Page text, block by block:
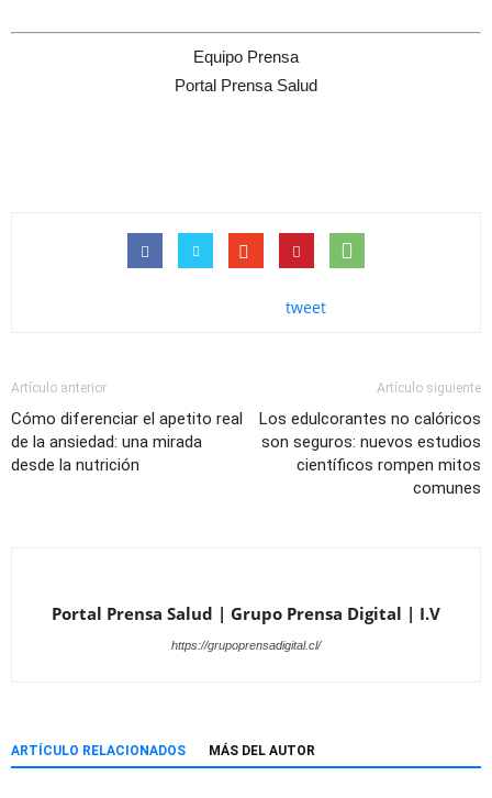
Equipo Prensa
Portal Prensa Salud
tweet
Artículo anterior
Cómo diferenciar el apetito real
de la ansiedad: una mirada
desde la nutrición
Artículo siguiente
Los edulcorantes no calóricos
son seguros: nuevos estudios
científicos rompen mitos
comunes
Portal Prensa Salud | Grupo Prensa Digital | I.V
https://grupoprensadigital.cl/
ARTÍCULO RELACIONADOS MÁS DEL AUTOR